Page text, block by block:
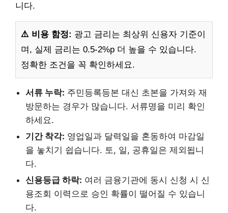
니다.
⚠️ 비용 함정: 광고 금리는 최상위 신용자 기준이
며, 실제 금리는 0.5-2%p 더 높을 수 있습니다.
정확한 조건을 꼭 확인하세요.
서류 누락: 주민등록등본 대신 초본을 가져와 재
방문하는 경우가 많습니다. 서류명을 미리 확인
하세요.
기간 착각: 영업일과 달력일을 혼동하여 마감일
을 놓치기 쉽습니다. 토, 일, 공휴일은 제외됩니
다.
신용등급 하락: 여러 금융기관에 동시 신청 시 신
용조회 이력으로 승인 확률이 떨어질 수 있습니
다.